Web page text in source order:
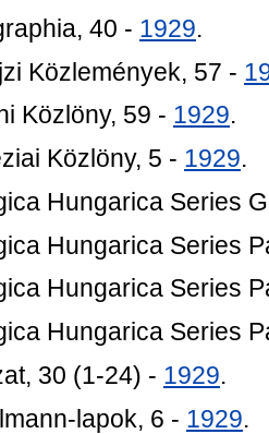
40 - 1929.
Közlemények, 57 -
Közlöny, 59 - 1929.
Közlöny, 5 - 1929.
Hungarica Series
Hungarica Series
Hungarica Series
Hungarica Series
30 (1-24) - 1929.
lapok, 6 - 1929.